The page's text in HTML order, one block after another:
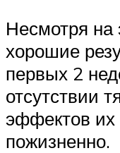
Несмотря на
хорошие
первых 2
отсутствии
эффектов их
пожизненно.